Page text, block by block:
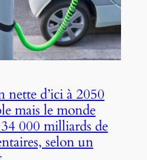
nette d’ici à 2050
mais le monde
000 milliards de
selon un